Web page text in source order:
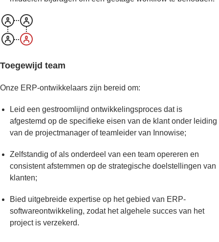
Toegewijd team
Onze ERP-ontwikkelaars zijn bereid om:
Leid een gestroomlijnd ontwikkelingsproces dat is
afgestemd op de specifieke eisen van de klant onder leiding
van de projectmanager of teamleider van Innowise;
Zelfstandig of als onderdeel van een team opereren en
consistent afstemmen op de strategische doelstellingen van
klanten;
Bied uitgebreide expertise op het gebied van ERP-
softwareontwikkeling, zodat het algehele succes van het
project is verzekerd.